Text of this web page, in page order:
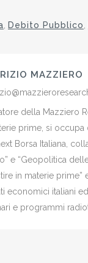
, Debito Pubblico,
MAZZIERO
della Mazziero
prime, si occupa
Borsa Italiana,
e “Geopolitica
in materie prime”
economici italiani
e programmi